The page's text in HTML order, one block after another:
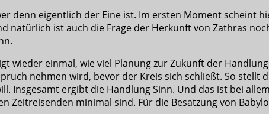
denn eigentlich der Eine ist. Im ersten Moment scheint
natürlich ist auch die Frage der Herkunft von Zathras
wieder einmal, wie viel Planung zur Zukunft der
nehmen wird, bevor der Kreis sich schließt. So stellt
Insgesamt ergibt die Handlung Sinn. Und das ist bei
Zeitreisenden minimal sind. Für die Besatzung von